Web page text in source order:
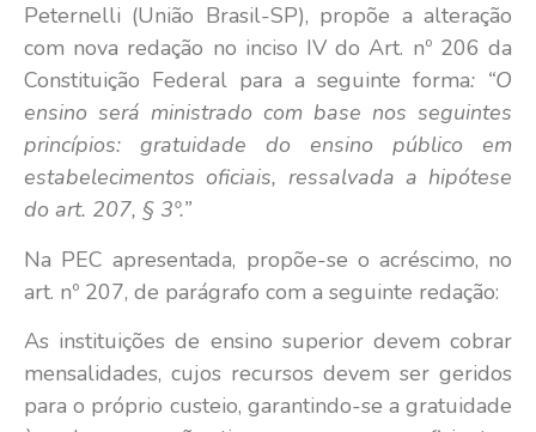
Peternelli (União Brasil-SP), propõe a alteração
com nova redação no inciso IV do Art. nº 206 da
Constituição Federal para a seguinte forma: “O
ensino será ministrado com base nos seguintes
princípios: gratuidade do ensino público em
estabelecimentos oficiais, ressalvada a hipótese
do art. 207, § 3º.”
Na PEC apresentada, propõe-se o acréscimo, no
art. nº 207, de parágrafo com a seguinte redação:
As instituições de ensino superior devem cobrar
mensalidades, cujos recursos devem ser geridos
para o próprio custeio, garantindo-se a gratuidade